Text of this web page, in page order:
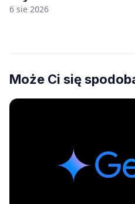
nam przy tym
6 sie 2026
Może Ci się